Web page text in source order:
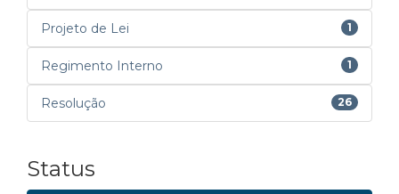
Projeto de Lei 1
Regimento Interno 1
Resolução 26
Status